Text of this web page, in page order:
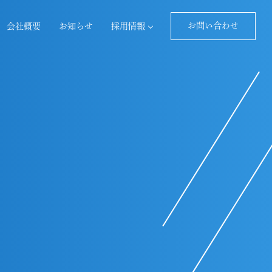
会社概要 お知らせ 採用情報 お問い合わせ